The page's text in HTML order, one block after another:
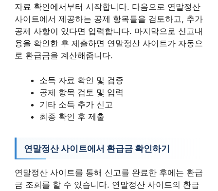
자료 확인에서부터 시작합니다. 다음으로 연말정산
사이트에서 제공하는 공제 항목들을 검토하고, 추가
공제 사항이 있다면 입력합니다. 마지막으로 신고내
용을 확인한 후 제출하면 연말정산 사이트가 자동으
로 환급금을 계산해줍니다.
소득 자료 확인 및 검증
공제 항목 검토 및 입력
기타 소득 추가 신고
최종 확인 후 제출
연말정산 사이트에서 환급금 확인하기
연말정산 사이트를 통해 신고를 완료한 후에는 환급
금 조회를 할 수 있습니다. 연말정산 사이트의 환급